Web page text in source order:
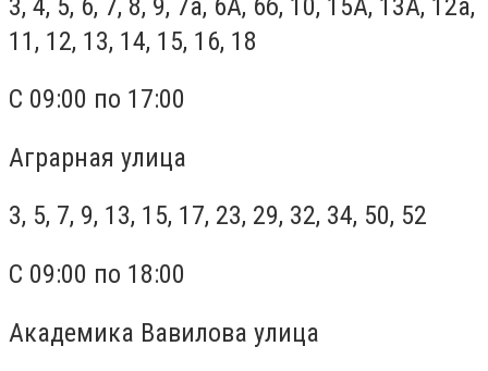
11, 12, 13, 14, 15, 16, 18
С 09:00 по 17:00
Аграрная улица
3, 5, 7, 9, 13, 15, 17, 23, 29, 32, 34, 50, 52
С 09:00 по 18:00
Академика Вавилова улица